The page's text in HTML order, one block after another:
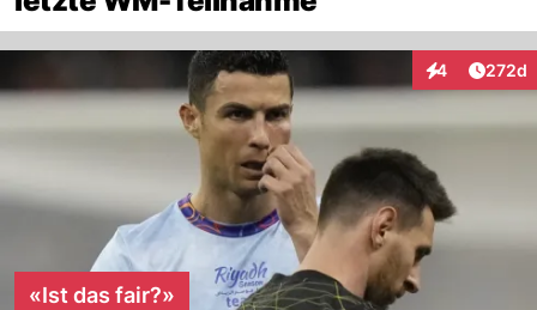
4
Interaktionen
272d
«Ist das fair?»